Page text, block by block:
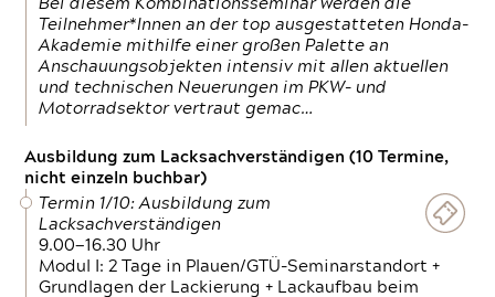
Bei diesem Kombinationsseminar werden die
Teilnehmer*Innen an der top ausgestatteten Honda-
Akademie mithilfe einer großen Palette an
Anschauungsobjekten intensiv mit allen aktuellen
und technischen Neuerungen im PKW- und
Motorradsektor vertraut gemac…
Ausbildung zum Lacksachverständigen (10 Termine,
nicht einzeln buchbar)
Termin 1/10: Ausbildung zum
Lacksachverständigen
9.00—16.30 Uhr
Modul I: 2 Tage in Plauen/GTÜ-Seminarstandort +
Grundlagen der Lackierung + Lackaufbau beim